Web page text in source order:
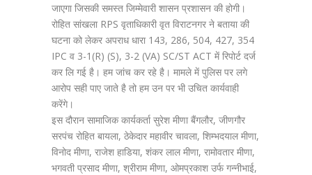
जाएगा जिसकी समस्त जिम्मेवारी शासन प्रशासन की होगी।
रोहित सांखला RPS वृताधिकारी वृत विराटनगर ने बताया की
घटना को लेकर अपराध धारा 143, 286, 504, 427, 354
IPC व 3-1(R) (S), 3-2 (VA) SC/ST ACT में रिपोर्ट दर्ज
कर लि गई है। हम जांच कर रहे है। मामले में पुलिस पर लगे
आरोप सही पाए जाते है तो हम उन पर भी उचित कार्यवाही
करेंगे।
इस दौरान सामाजिक कार्यकर्ता सुरेश मीणा बैंगलौर, जीणगौर
सरपंच रोहित बायला, ठेकेदार महावीर चावला, शिम्भदयाल मीणा,
विनोद मीणा, राजेश हाडिया, शंकर लाल मीणा, रामोवतार मीणा,
भगवती प्रसाद मीणा, श्रीराम मीणा, ओमप्रकाश उर्फ गन्नीभाई,